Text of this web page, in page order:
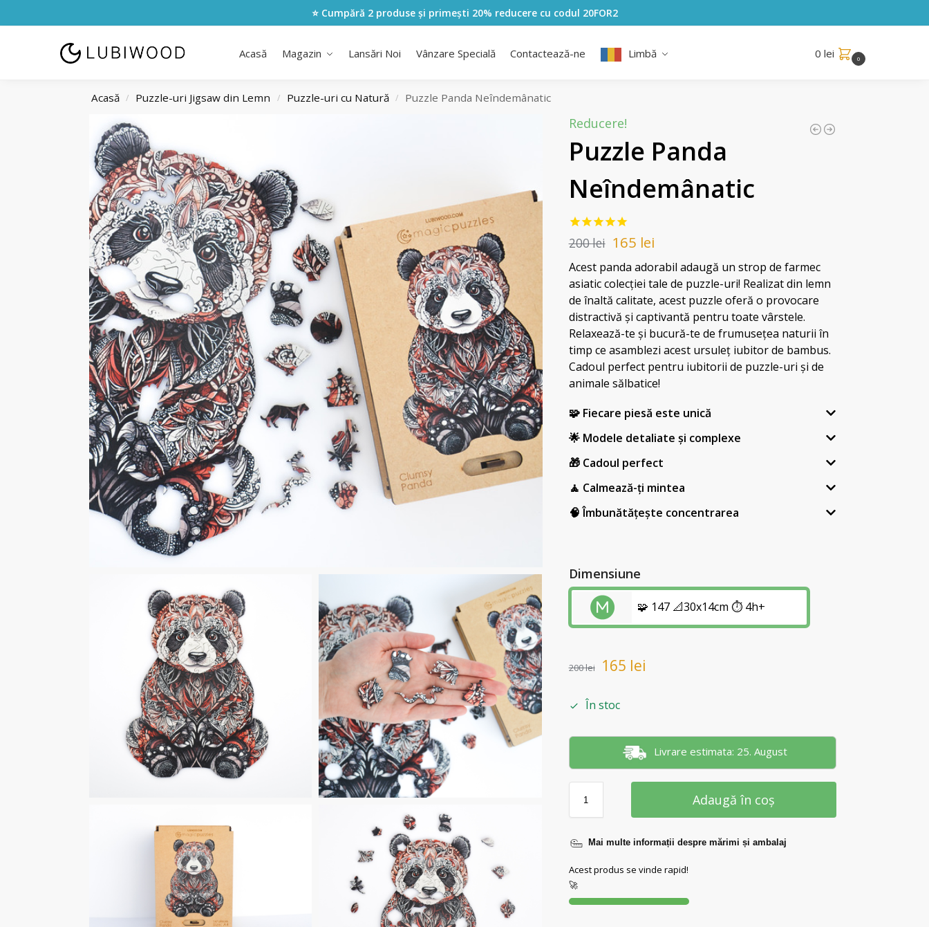
⭐ Cumpără 2 produse și primești 20% reducere cu codul 20FOR2
Acasă Magazin Lansări Noi Vânzare Specială Contactează-ne Limbă 0 lei 0
Acasă / Puzzle-uri Jigsaw din Lemn / Puzzle-uri cu Natură / Puzzle Panda Neîndemânatic
Reducere!
Puzzle Panda
Neîndemânatic
200lei 165 lei
Acest panda adorabil adaugă un strop de farmec
asiatic colecției tale de puzzle-uri! Realizat din lemn
de înaltă calitate, acest puzzle oferă o provocare
distractivă și captivantă pentru toate vârstele.
Relaxează-te și bucură-te de frumusețea naturii în
timp ce asamblezi acest ursuleț iubitor de bambus.
Cadoul perfect pentru iubitorii de puzzle-uri și de
animale sălbatice!
🧩 Fiecare piesă este unică
🌟 Modele detaliate și complexe
🎁 Cadoul perfect
🧘 Calmează-ți mintea
🧠 Îmbunătățește concentrarea
Dimensiune
🧩 147 📐30x14cm ⏱️ 4h+
200lei 165 lei
În stoc
Livrare estimata: 25. August
Adaugă în coș
Mai multe informații despre mărimi și ambalaj
Acest produs se vinde rapid!
🚀